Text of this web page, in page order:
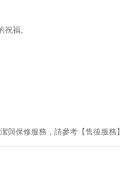
福。
與保修服務，請參考【售後服務】